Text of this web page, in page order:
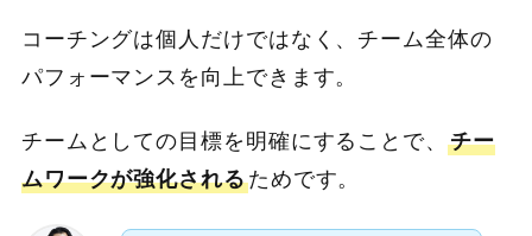
コーチングは個人だけではなく、チーム全体の
パフォーマンスを向上できます。
チームとしての目標を明確にすることで、 チー
ムワークが強化されるためです。